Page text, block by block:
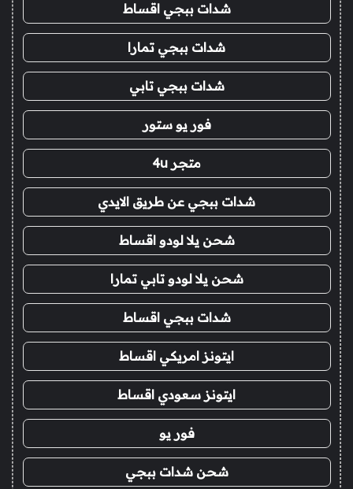
شدات ببجي اقساط
شدات ببجي تمارا
شدات ببجي تابي
فور يو ستور
متجر 4u
شدات ببجي عن طريق الايدي
شحن يلا لودو اقساط
شحن يلا لودو تابي تمارا
شدات ببجي اقساط
ايتونز امريكي اقساط
ايتونز سعودي اقساط
فور يو
شحن شدات ببجي